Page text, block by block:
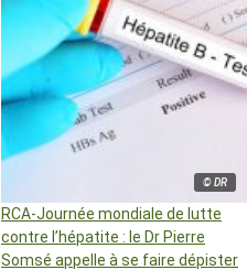
© DR
RCA-Journée mondiale de lutte
contre l’hépatite : le Dr Pierre
Somsé appelle à se faire dépister